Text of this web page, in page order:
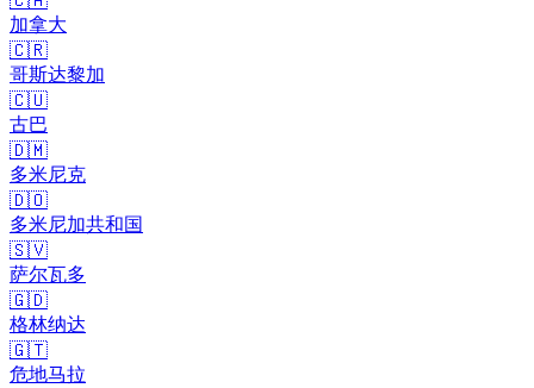
加拿大
🇨🇷
哥斯达黎加
🇨🇺
古巴
🇩🇲
多米尼克
🇩🇴
多米尼加共和国
🇸🇻
萨尔瓦多
🇬🇩
格林纳达
🇬🇹
危地马拉